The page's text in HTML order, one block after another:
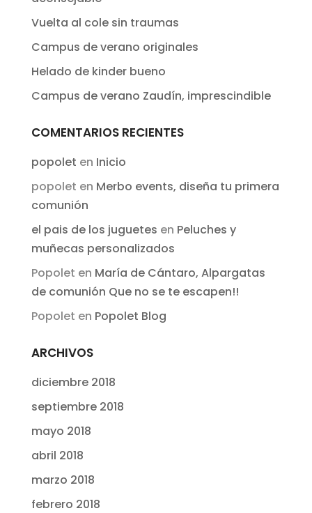
Vuelta al cole sin traumas
Campus de verano originales
Helado de kinder bueno
Campus de verano Zaudín, imprescindible
COMENTARIOS RECIENTES
popolet en Inicio
popolet en Merbo events, diseña tu primera
comunión
el pais de los juguetes en Peluches y
muñecas personalizados
Popolet en María de Cántaro, Alpargatas
de comunión Que no se te escapen!!
Popolet en Popolet Blog
ARCHIVOS
diciembre 2018
septiembre 2018
mayo 2018
abril 2018
marzo 2018
febrero 2018